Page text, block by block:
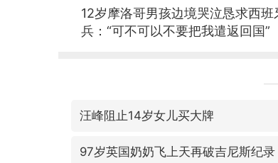
12岁摩洛哥男孩边境哭泣恳求西班
兵：“可不可以不要把我遣返回国”
汪峰阻止14岁女儿买大牌
97岁英国奶奶飞上天再破吉尼斯纪录